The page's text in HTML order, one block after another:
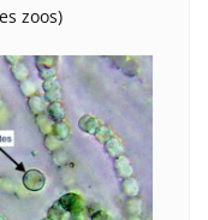
zoos)